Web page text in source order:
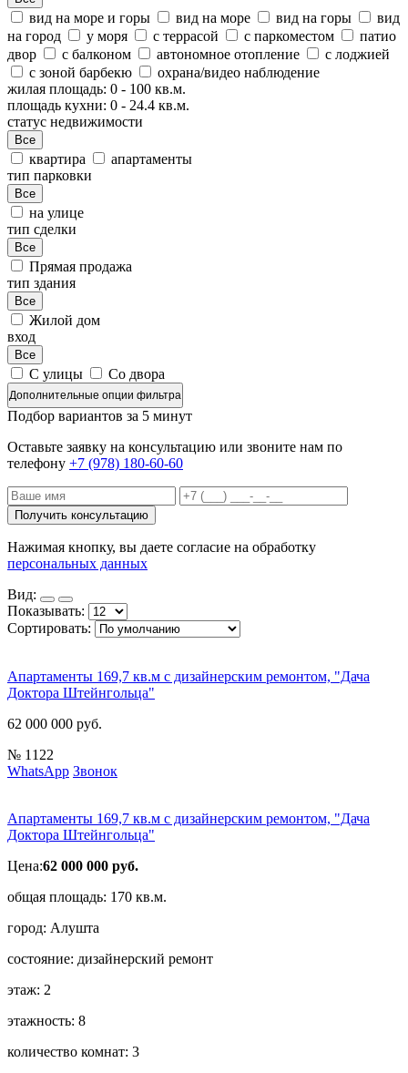
вид на море и горы вид на море вид на горы
вид
на город
у моря с террасой с паркоместом
патио
двор
с балконом автономное отопление
с лоджией
с зоной барбекю
охрана/видео наблюдение
жилая площадь: 0 - 100 кв.м.
площадь кухни: 0 - 24.4 кв.м.
статус недвижимости
Все
квартира
апартаменты
тип парковки
Все
на улице
тип сделки
Все
Прямая продажа
тип здания
Все
Жилой дом
вход
Все
С улицы Со двора
Дополнительные опции фильтра
Подбор вариантов за 5 минут
Оставьте заявку на консультацию или звоните нам по
телефону +7 (978) 180-60-60
Нажимая кнопку, вы даете согласие на обработку
персональных данных
Вид:
Показывать:
Сортировать:
Апартаменты 169,7 кв.м с дизайнерским ремонтом, "Дача
Доктора Штейнгольца"
62 000 000 руб.
№ 1122
WhatsApp Звонок
Апартаменты 169,7 кв.м с дизайнерским ремонтом, "Дача
Доктора Штейнгольца"
Цена:62 000 000 руб.
общая площадь: 170 кв.м.
город: Алушта
состояние: дизайнерский ремонт
этаж: 2
этажность: 8
количество комнат: 3